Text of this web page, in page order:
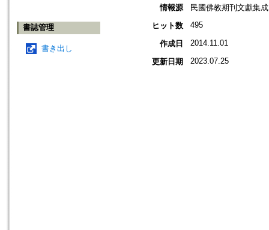
書誌管理
書き出し
情報源
民國佛教期刊文獻集
ヒット数
495
作成日 2014.11.01
更新日期 2023.07.25